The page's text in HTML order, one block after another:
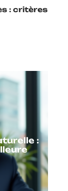
: critères
: